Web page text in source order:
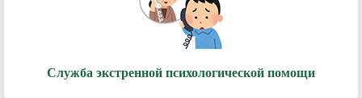
Служба экстренной психологической помощи